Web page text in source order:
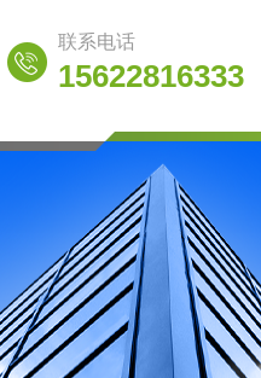
联系电话
15622816333